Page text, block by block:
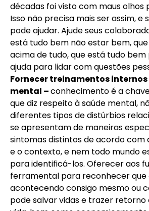
décadas foi visto com maus olhos
Isso não precisa mais ser assim, e
pode ajudar. Ajude seus
está tudo bem não estar bem, que
acima de tudo, que está tudo
ajuda para lidar com questões
Fornecer treinamentos
mental –conhecimento é a
que diz respeito à saúde mental,
diferentes tipos de distúrbios
se apresentam de maneiras
sintomas distintos de acordo com
e o contexto, e nem todo mundo
para identificá-los. Oferecer aos
ferramental para reconhecer que
acontecendo consigo mesmo ou
pode salvar vidas e trazer retorno